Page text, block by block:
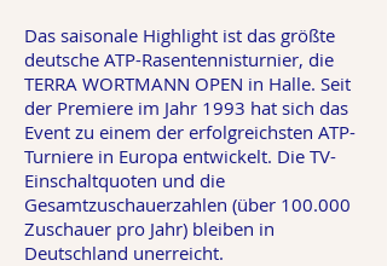
Das saisonale Highlight ist das größte
deutsche ATP-Rasentennisturnier, die
TERRA WORTMANN OPEN in Halle. Seit
der Premiere im Jahr 1993 hat sich das
Event zu einem der erfolgreichsten ATP-
Turniere in Europa entwickelt. Die TV-
Einschaltquoten und die
Gesamtzuschauerzahlen (über 100.000
Zuschauer pro Jahr) bleiben in
Deutschland unerreicht.